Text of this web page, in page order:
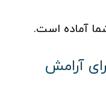
آماده است.
آرامش